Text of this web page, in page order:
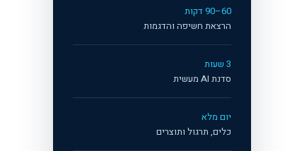
60–90 דקות
הרצאת חשיפה והדגמות
3 שעות
סדנת AI מעשית
יום מלא
כלים, תרגול ותוצרים